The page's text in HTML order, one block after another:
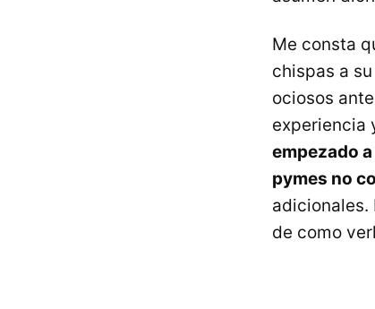
Me consta
chispas a
ociosos
experiencia
empezado
pymes no
adicionales.
de como